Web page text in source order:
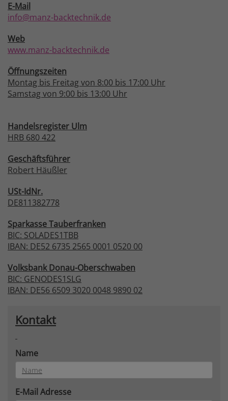
E-Mail
info@manz-backtechnik.de
Web
www.manz-backtechnik.de
Öffnungszeiten
Montag bis Freitag von 8:00 bis 17:00 Uhr
Samstag von 9:00 bis 13:00 Uhr
Handelsregister Ulm
HRB 680 422
Geschäftsführer
Robert Häußler
USt-IdNr.
DE811382778
SparkasseTauberfranken
BIC: SOLADES1TBB
IBAN: DE52 6735 2565 0001 0520 00
VolksbankDonau-Oberschwaben
BIC: GENODES1SLG
IBAN: DE56 6509 3020 0048 9890 02
Kontakt
Name
E-Mail Adresse